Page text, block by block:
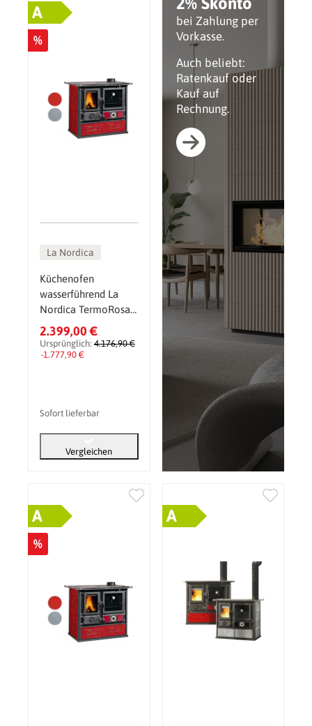
bei Zahlung per
Vorkasse.
Auch beliebt:
Ratenkauf oder
Kauf auf
Rechnung.
A
%
La Nordica
Küchenofen
wasserführend La
Nordica TermoRosa
DSA mit 15,5 kW
2.399,00 €
Ursprünglich: 4.176,90 €
-1.777,90 €
Sofort lieferbar
Vergleichen
A
%
A